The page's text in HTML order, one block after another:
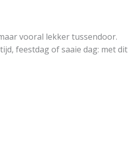
vooral lekker tussendoor.
feestdag of saaie dag: met dit